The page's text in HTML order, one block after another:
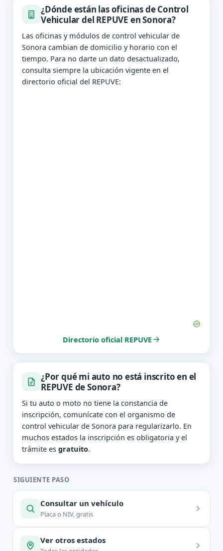
¿Dónde están las oficinas de Control
Vehicular del REPUVE en Sonora?
Las oficinas y módulos de control vehicular de
Sonora cambian de domicilio y horario con el
tiempo. Para no darte un dato desactualizado,
consulta siempre la ubicación vigente en el
directorio oficial del REPUVE:
Directorio oficial REPUVE
¿Por qué mi auto no está inscrito en el
REPUVE de Sonora?
Si tu auto o moto no tiene la constancia de
inscripción, comunícate con el organismo de
control vehicular de Sonora para regularizarlo. En
muchos estados la inscripción es obligatoria y el
trámite es gratuito.
SIGUIENTE PASO
Consultar un vehículo
Placa o NIV, gratis
Ver otros estados